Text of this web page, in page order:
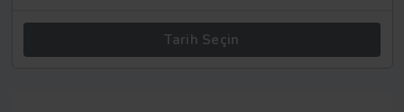
Tarih Seçin